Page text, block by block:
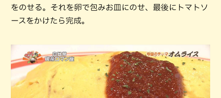
をのせる。それを卵で包みお皿にのせ、最後にトマトソ
ースをかけたら完成。